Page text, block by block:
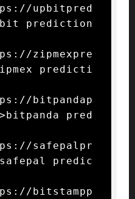
upbitpred
prediction
zipmexpre
predicti
bitpandap
pred
safepalpr
predic
bitstampp